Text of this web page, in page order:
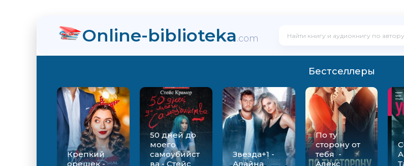
Online-biblioteka.com
Бестселлеры
Крепкий
орешек -
50 дней до
моего
самоубийст
ва - Стейс
Звезда+1 -
Алайна
По ту
сторону от
тебя -
Алекс